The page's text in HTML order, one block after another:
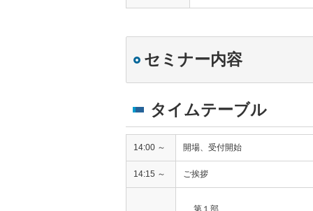
セミナー内容
タイムテーブル
14:00 ～ 開場、受付開始
14:15 ～ ご挨拶
第１部